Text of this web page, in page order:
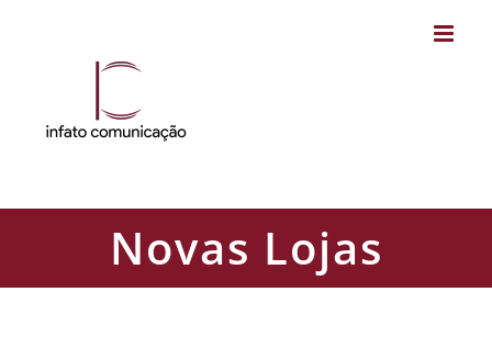
Novas Lojas